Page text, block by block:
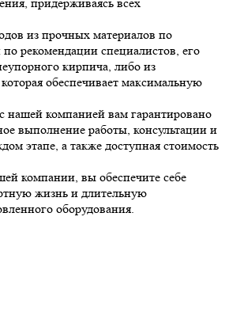
из прочных материалов по
рекомендации специалистов, его
кирпича, либо из
обеспечивает максимальную
нашей компанией вам гарантировано
выполнение работы, консультации и
этапе, а также доступная стоимость
компании, вы обеспечите себе
жизнь и длительную
оборудования.